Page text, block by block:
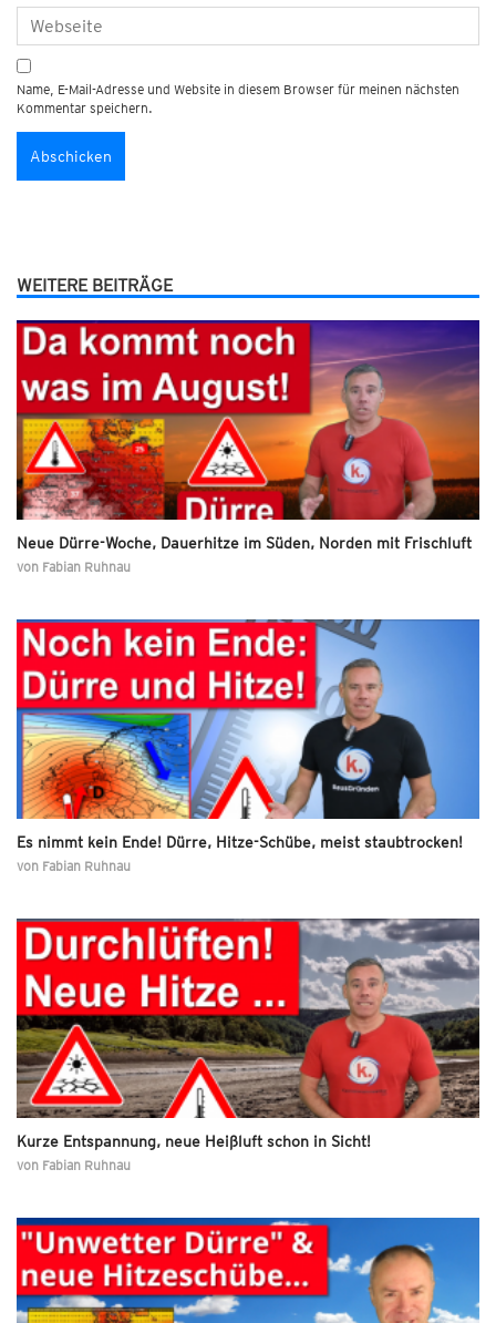
Name, E-Mail-Adresse und Website in diesem Browser für meinen nächsten
Kommentar speichern.
WEITERE BEITRÄGE
Neue Dürre-Woche, Dauerhitze im Süden, Norden mit Frischluft
von Fabian Ruhnau
Es nimmt kein Ende! Dürre, Hitze-Schübe, meist staubtrocken!
von Fabian Ruhnau
Kurze Entspannung, neue Heißluft schon in Sicht!
von Fabian Ruhnau